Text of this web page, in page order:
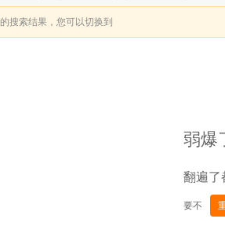
的搜索结果，您可以切换到
弱爆
翻遍了
要不